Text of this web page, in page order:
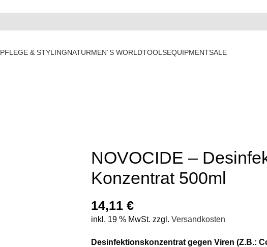
PFLEGE & STYLINGNATURMEN´S WORLDTOOLSEQUIPMENTSALE
NOVOCIDE –
Konzentrat 500ml
14,11€
inkl. 19 % MwSt. zzgl.Versandkosten
Desinfektionskonzentrat gegen Viren (Z.B.: